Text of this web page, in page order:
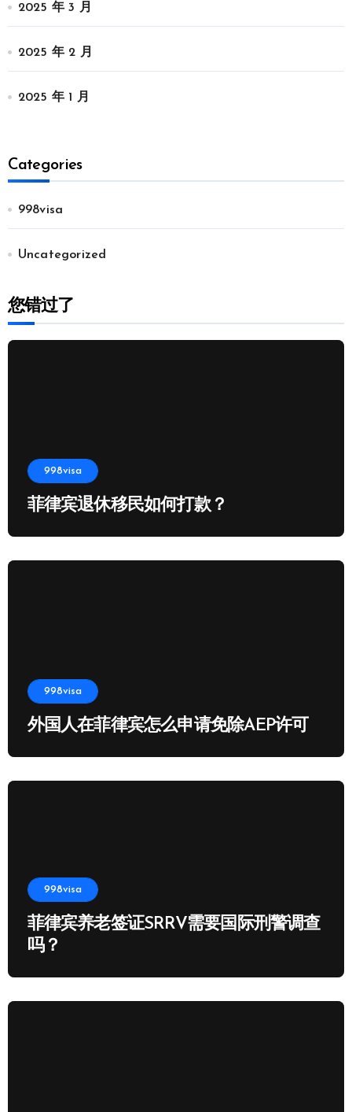
2025 年 3 月
2025 年 2 月
2025 年 1 月
Categories
998visa
Uncategorized
您错过了
998visa
菲律宾退休移民如何打款？
998visa
外国人在菲律宾怎么申请免除AEP许可
998visa
菲律宾养老签证SRRV需要国际刑警调查
吗？